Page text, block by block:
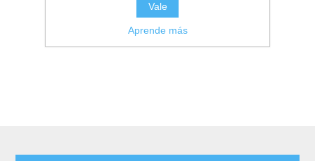
Vale
Aprende más